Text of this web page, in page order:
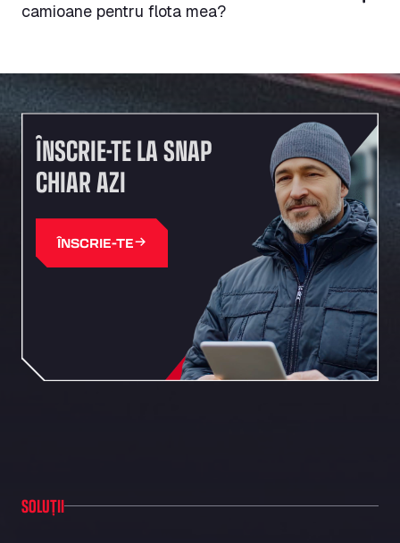
camioane pentru flota mea?
ÎNSCRIE-TE LA SNAP
CHIAR AZI
ÎNSCRIE-TE
SOLUȚII